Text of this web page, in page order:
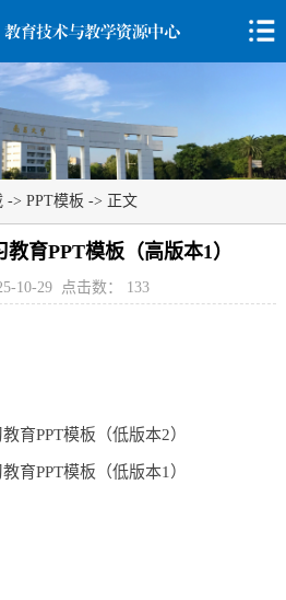
-> PPT模板 -> 正文
育PPT模板（高版本1）
10-29 点击数： 133
育PPT模板（低版本2）
育PPT模板（低版本1）